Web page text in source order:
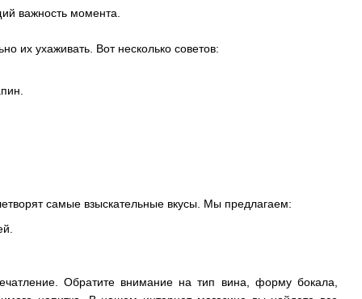
важность момента.
их ухаживать. Вот несколько советов:
самые взыскательные вкусы. Мы предлагаем:
Обратите внимание на тип вина, форму бокала,